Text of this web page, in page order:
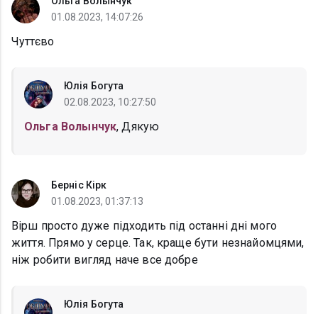
01.08.2023, 14:07:26
Чуттєво
Юлія Богута
02.08.2023, 10:27:50
Ольга Волынчук, Дякую
Берніс Кірк
01.08.2023, 01:37:13
Вірш просто дуже підходить під останні дні мого
життя. Прямо у серце. Так, краще бути незнайомцями,
ніж робити вигляд наче все добре
Юлія Богута